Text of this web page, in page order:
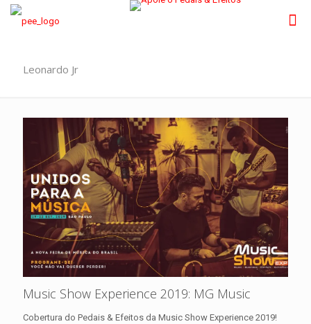
Leonardo Jr
Music Show Experience 2019: MG Music
Cobertura do Pedais & Efeitos da Music Show Experience 2019!